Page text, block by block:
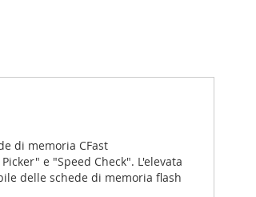
di memoria CFast
e "Speed Check". L'elevata
delle schede di memoria flash